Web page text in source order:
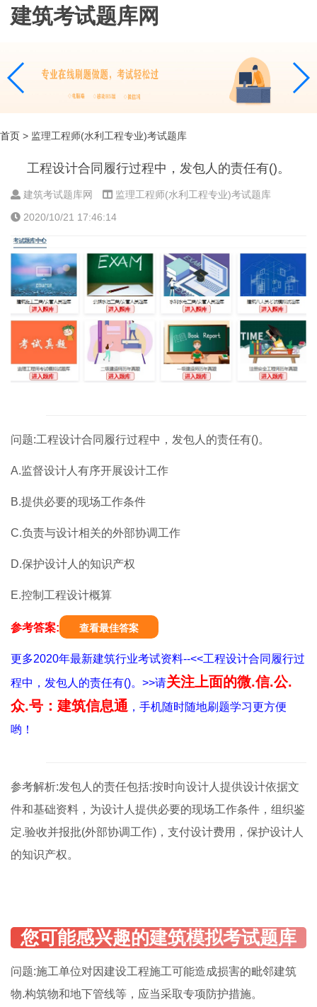
建筑考试题库网
首页 > 监理工程师(水利工程专业)考试题库
工程设计合同履行过程中，发包人的责任有()。
建筑考试题库网
监理工程师(水利工程专业)考试题库
2020/10/21 17:46:14
问题:工程设计合同履行过程中，发包人的责任有()。
A.监督设计人有序开展设计工作
B.提供必要的现场工作条件
C.负责与设计相关的外部协调工作
D.保护设计人的知识产权
E.控制工程设计概算
参考答案: 查看最佳答案
更多2020年最新建筑行业考试资料--<<工程设计合同履行过
程中，发包人的责任有()。>>请关注上面的微.信.公.
众.号：建筑信息通 ，手机随时随地刷题学习更方便
哟！
参考解析:发包人的责任包括:按时向设计人提供设计依据文
件和基础资料，为设计人提供必要的现场工作条件，组织鉴
定.验收并报批(外部协调工作)，支付设计费用，保护设计人
的知识产权。
问题:施工单位对因建设工程施工可能造成损害的毗邻建筑
物.构筑物和地下管线等，应当采取专项防护措施。